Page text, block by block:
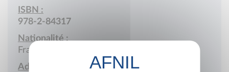
ISBN :
978-2-84317
Nationalité :
France
Adresse :